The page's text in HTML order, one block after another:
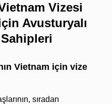
Vizesi
Avusturyalı
Vietnam için vize
sıradan